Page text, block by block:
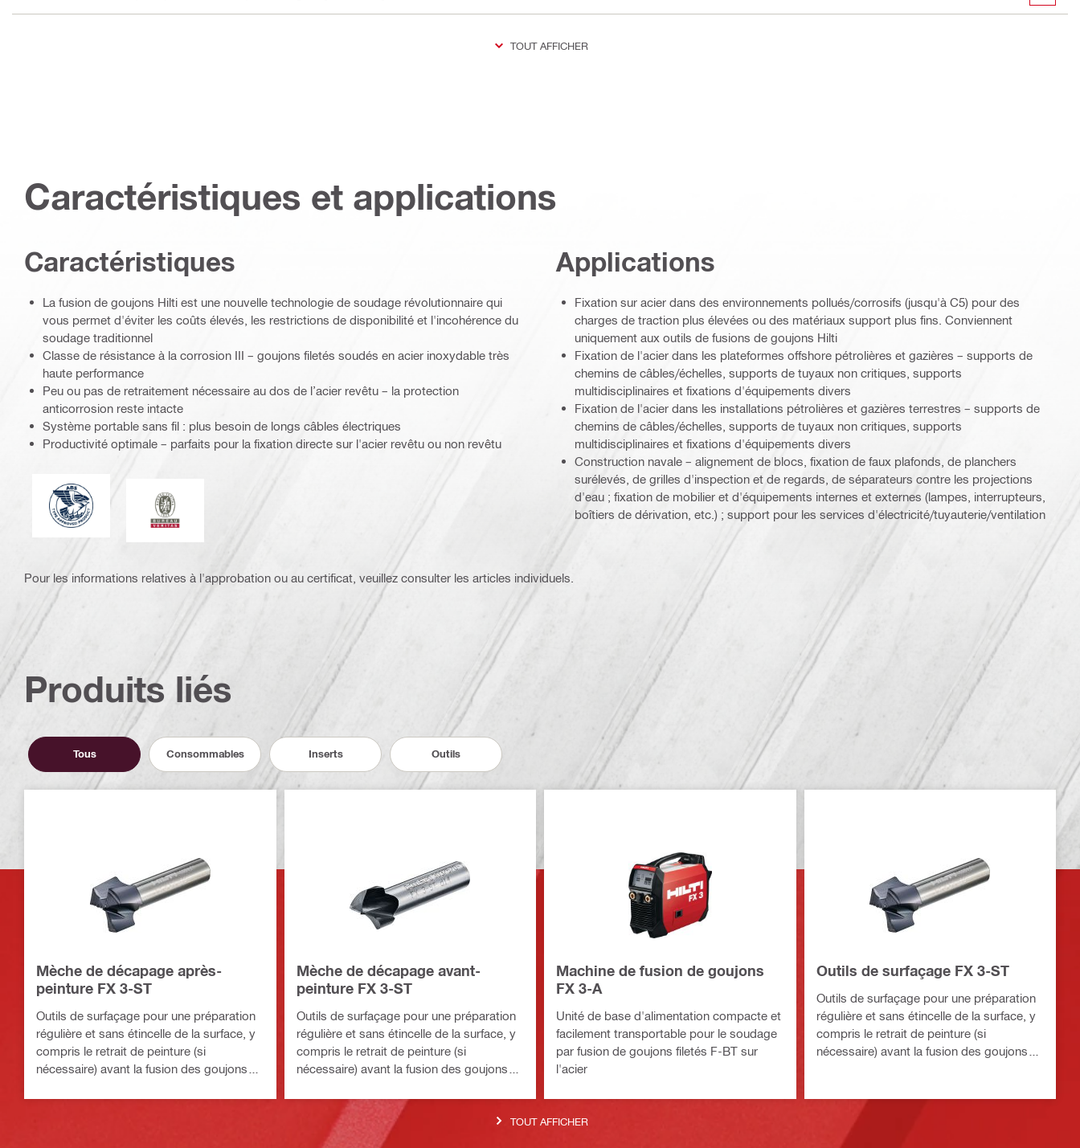
TOUT AFFICHER
Caractéristiques et applications
Caractéristiques
La fusion de goujons Hilti est une nouvelle technologie de soudage révolutionnaire qui
vous permet d'éviter les coûts élevés, les restrictions de disponibilité et l'incohérence du
soudage traditionnel
Classe de résistance à la corrosion III – goujons filetés soudés en acier inoxydable très
haute performance
Peu ou pas de retraitement nécessaire au dos de l’acier revêtu – la protection
anticorrosion reste intacte
Système portable sans fil : plus besoin de longs câbles électriques
Productivité optimale – parfaits pour la fixation directe sur l'acier revêtu ou non revêtu
American Bureau of Shipping
Bureau Veritas
Applications
Fixation sur acier dans des environnements pollués/corrosifs (jusqu'à C5) pour des
charges de traction plus élevées ou des matériaux support plus fins. Conviennent
uniquement aux outils de fusions de goujons Hilti
Fixation de l'acier dans les plateformes offshore pétrolières et gazières – supports de
chemins de câbles/échelles, supports de tuyaux non critiques, supports
multidisciplinaires et fixations d'équipements divers
Fixation de l'acier dans les installations pétrolières et gazières terrestres – supports de
chemins de câbles/échelles, supports de tuyaux non critiques, supports
multidisciplinaires et fixations d'équipements divers
Construction navale – alignement de blocs, fixation de faux plafonds, de planchers
surélevés, de grilles d'inspection et de regards, de séparateurs contre les projections
d'eau ; fixation de mobilier et d'équipements internes et externes (lampes, interrupteurs,
boîtiers de dérivation, etc.) ; support pour les services d'électricité/tuyauterie/ventilation
Pour les informations relatives à l'approbation ou au certificat, veuillez consulter les articles individuels.
Produits liés
Tous Consommables Inserts Outils
Mèche de décapage après-
peinture FX 3-ST
Outils de surfaçage pour une préparation
régulière et sans étincelle de la surface, y
compris le retrait de peinture (si
nécessaire) avant la fusion des goujons
Mèche de décapage avant-
peinture FX 3-ST
Outils de surfaçage pour une préparation
régulière et sans étincelle de la surface, y
compris le retrait de peinture (si
nécessaire) avant la fusion des goujons
Machine de fusion de goujons
FX 3-A
Unité de base d'alimentation compacte et
facilement transportable pour le soudage
par fusion de goujons filetés F-BT sur
l'acier
Outils de surfaçage FX 3-ST
Outils de surfaçage pour une préparation
régulière et sans étincelle de la surface, y
compris le retrait de peinture (si
nécessaire) avant la fusion des goujons
TOUT AFFICHER